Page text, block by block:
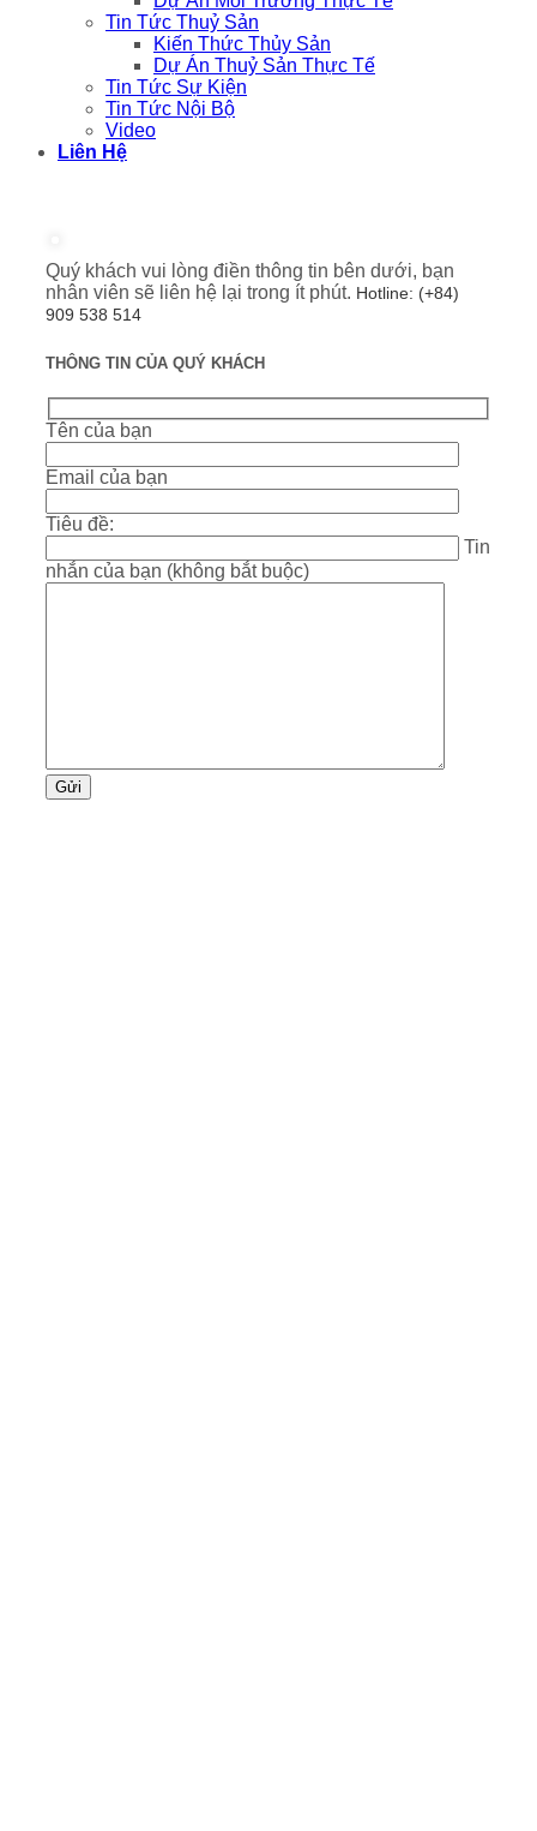
Tin Tức Thuỷ Sản
Kiến Thức Thủy Sản
Dự Án Thuỷ Sản Thực Tế
Tin Tức Sự Kiện
Tin Tức Nội Bộ
Video
Liên Hệ
Quý khách vui lòng điền thông tin bên dưới, bạn
nhân viên sẽ liên hệ lại trong ít phút. Hotline: (+84)
909 538 514
THÔNG TIN CỦA QUÝ KHÁCH
Tên của bạn
Email của bạn
Tiêu đề:
Tin
nhắn của bạn (không bắt buộc)